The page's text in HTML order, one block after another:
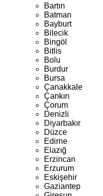
Bartın
Batman
Bayburt
Bilecik
Bingöl
Bitlis
Bolu
Burdur
Bursa
Çanakkale
Çankırı
Çorum
Denizli
Diyarbakır
Düzce
Edirne
Elazığ
Erzincan
Erzurum
Eskişehir
Gaziantep